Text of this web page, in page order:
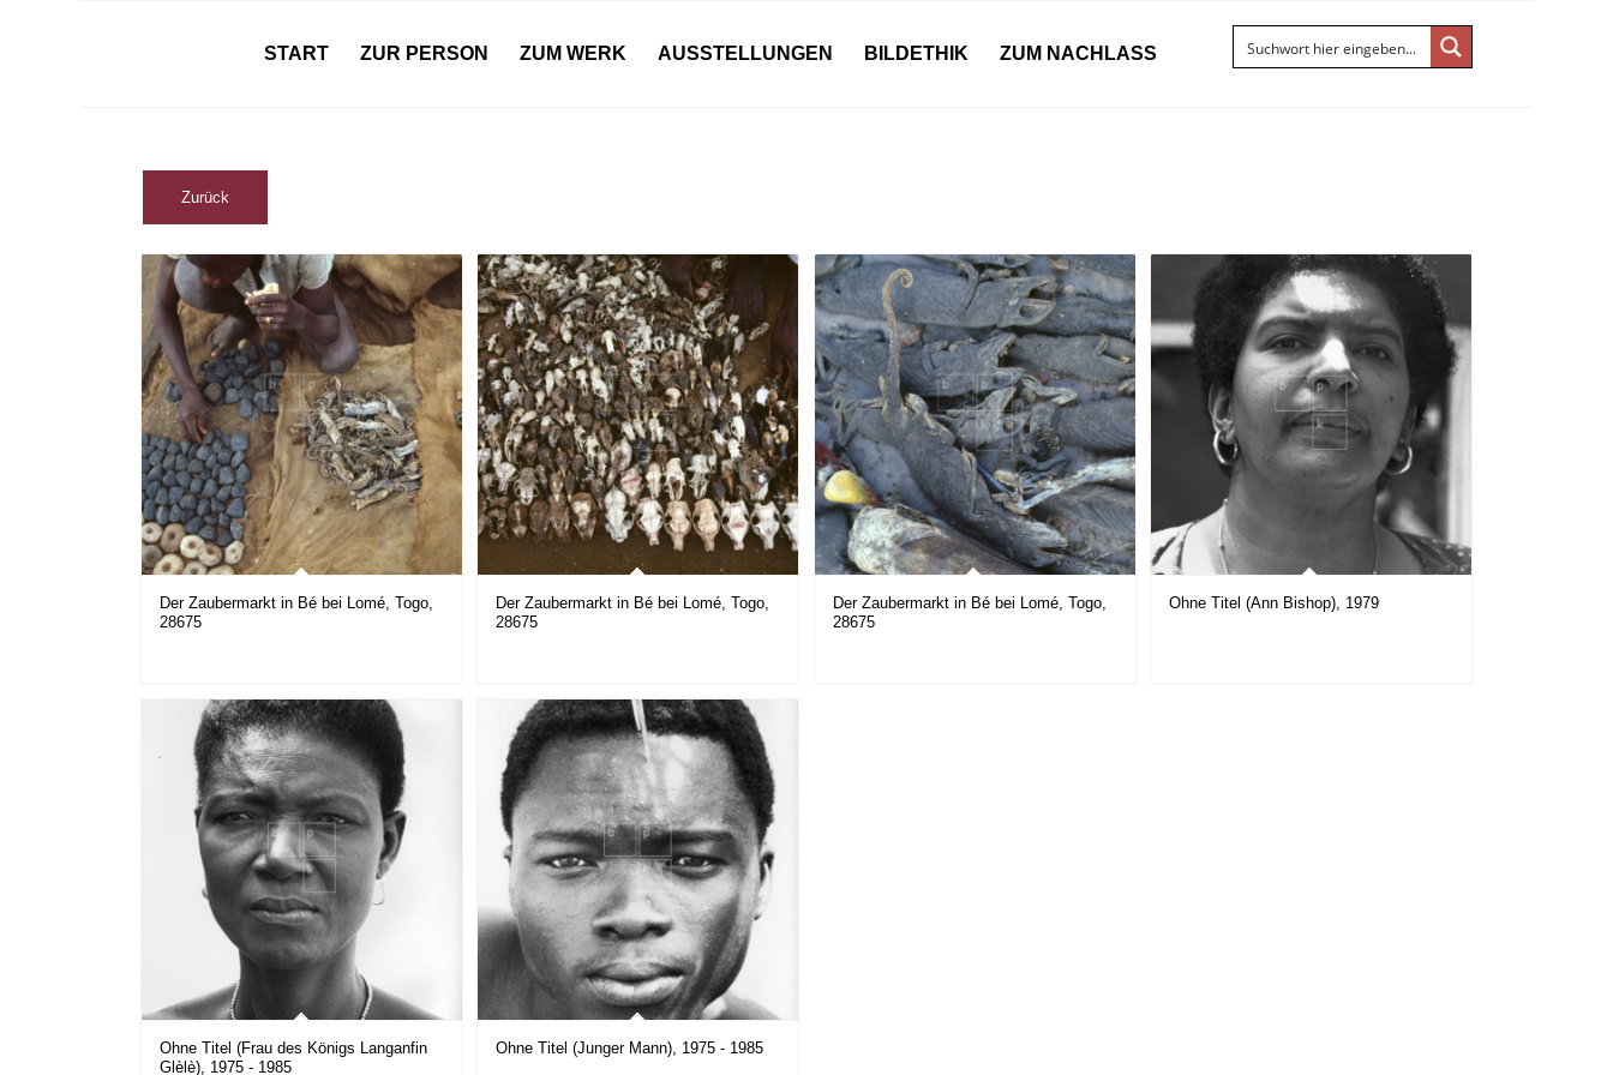
START ZUR PERSON ZUM WERK AUSSTELLUNGEN BILDETHIK ZUM NACHLASS
Der Zaubermarkt in Bé bei Lomé, Togo,
28675
Der Zaubermarkt in Bé bei Lomé, Togo,
28675
Der Zaubermarkt in Bé bei Lomé, Togo,
28675
Ohne Titel (Ann Bishop), 1979
Ohne Titel (Frau des Königs Langanfin
Glèlè), 1975 - 1985
Ohne Titel (Junger Mann), 1975 - 1985